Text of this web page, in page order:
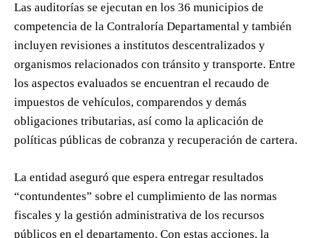
Las auditorías se ejecutan en los 36 municipios de
competencia de la Contraloría Departamental y también
incluyen revisiones a institutos descentralizados y
organismos relacionados con tránsito y transporte. Entre
los aspectos evaluados se encuentran el recaudo de
impuestos de vehículos, comparendos y demás
obligaciones tributarias, así como la aplicación de
políticas públicas de cobranza y recuperación de cartera.
La entidad aseguró que espera entregar resultados
“contundentes” sobre el cumplimiento de las normas
fiscales y la gestión administrativa de los recursos
públicos en el departamento. Con estas acciones, la